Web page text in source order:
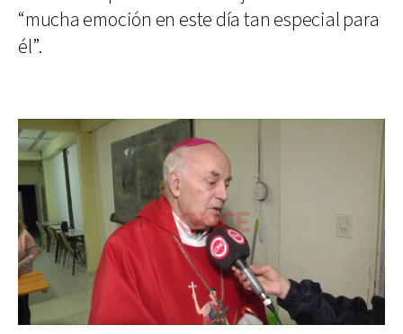
“mucha emoción en este día tan especial para
él”.